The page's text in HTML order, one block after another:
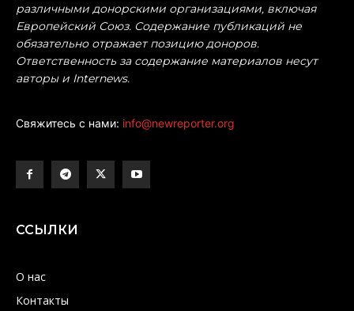
различными донорскими организациями, включая
Европейский Союз. Содержание публикаций не
обязательно отражает позицию доноров.
Ответственность за содержание материалов несут
авторы и Internews.
Свяжитесь с нами: info@newreporter.org
ССЫЛКИ
О нас
Контакты